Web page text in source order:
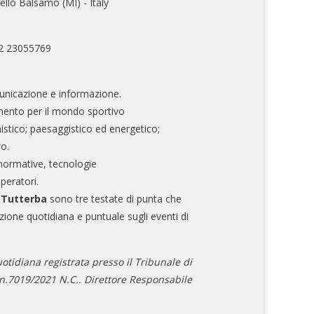
23055769
e informazione.
per il mondo sportivo
paesaggistico ed energetico;
tecnologie
Tutterba sono tre testate di punta che
quotidiana e puntuale sugli eventi di
registrata presso il Tribunale di
2021 N.C.. Direttore Responsabile